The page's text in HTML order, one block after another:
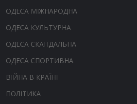
ОДЕСА МІЖНАРОДНА
ОДЕСА КУЛЬТУРНА
ОДЕСА СКАНДАЛЬНА
ОДЕСА СПОРТИВНА
ВІЙНА В КРАЇНІ
ПОЛІТИКА